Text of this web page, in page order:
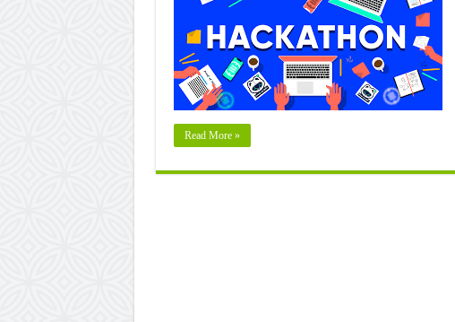
Read More »